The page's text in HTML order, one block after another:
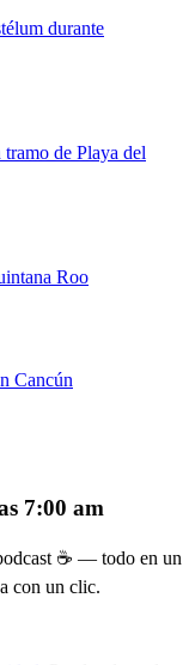
durante
de Playa del
Roo
Cancún
7:00 am
☕ — todo en un
con un clic.